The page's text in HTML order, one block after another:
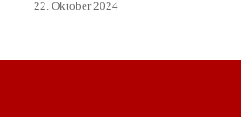
22. Oktober 2024